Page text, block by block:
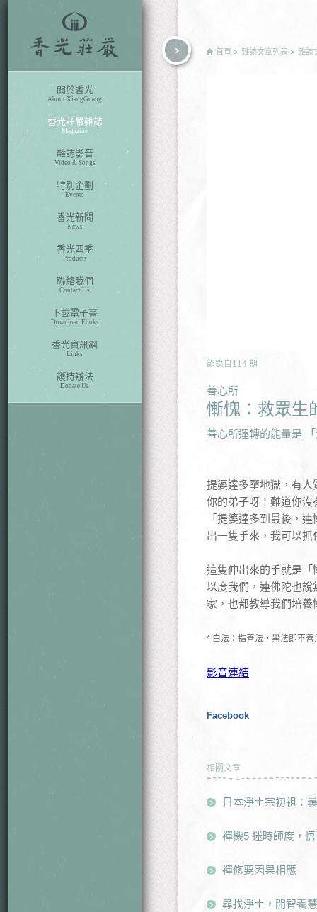
關於香光
About XiangGuang
香光莊嚴雜誌
Magazine
雜誌影音
Video & Songs
特別企劃
Events
香光新聞
News
香光四季
Products
聯絡我們
Contact Us
下載電子書
Download Eboks
香光資訊網
Links
護持辦法
Donate Us
首頁 雜誌文章列表 雜誌
節錄自 114 期
善心所
慚愧：救眾生
善心所運轉的能量是
提婆達多墮地獄，有
你的弟子呀！難道你
「提婆達多到最後，
出一隻手來，我可以
這隻伸出來的手就是
以度我們，連佛陀也
家，也都教導我們培
* 白法：指善法，黑法即不善
影音連結
Facebook
相關文章
日本淨土宗初祖：
禪機5 迷時師度，
禪修要因果相應
尋找淨土，開智養